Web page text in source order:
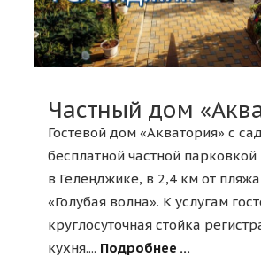
Частный дом
Гостевой дом «Акватория» с
бесплатной частной
в Геленджике, в 2,4 км от
«Голубая волна». К услугам
круглосуточная стойка
кухня.... Подробнее ...